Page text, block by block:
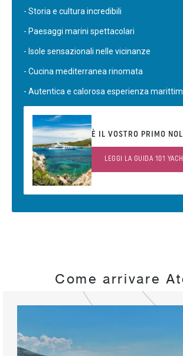
- Storia e cultura incredibili
- Paesaggi marini spettacolari
- Isole sensazionali nelle vicinanze
- Cucina mediterranea rinomata
- Autentica e calorosa esperienza
È IL VOSTRO PRIMO
LEGGI LA GUIDA 101
Come arrivare